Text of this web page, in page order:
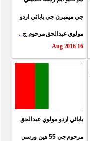
جي ميمبرن جي بابائي اردو
مولوي عبدالحق مرحوم ج
16 Aug 2016
بابائي اردو مولوي عبدالحق
مرحوم جي 55 هين ورسي